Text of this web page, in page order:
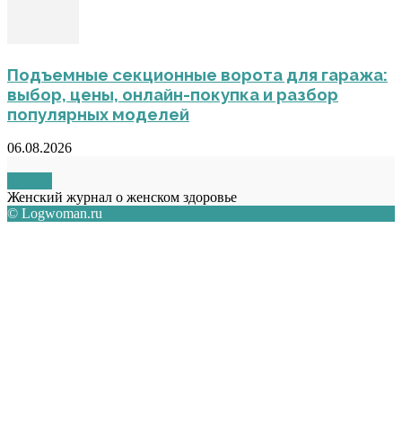
Подъемные секционные ворота для гаража:
выбор, цены, онлайн-покупка и разбор
популярных моделей
06.08.2026
Женский журнал о женском здоровье
© Logwoman.ru